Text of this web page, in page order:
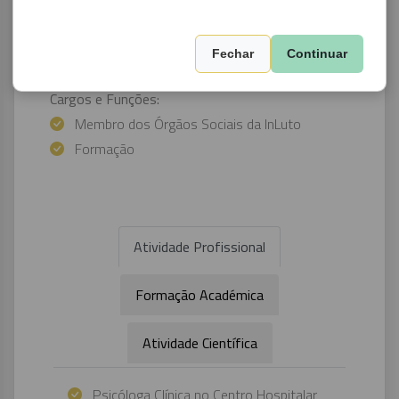
Cargos e Funções:
Membro dos Órgãos Sociais da InLuto
Formação
Atividade Profissional
Formação Académica
Atividade Científica
Psicóloga Clínica no Centro Hospitalar
Fechar Continuar